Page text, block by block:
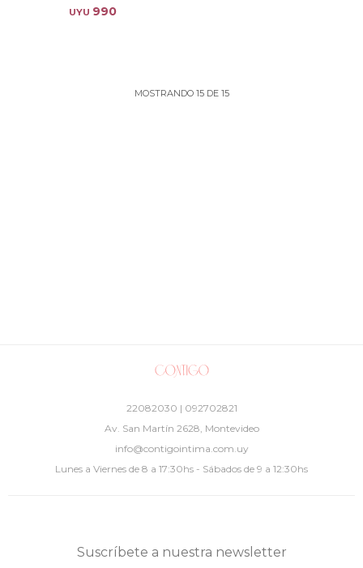
UYU 990
MOSTRANDO 15DE 15
22082030 | 092702821
Av. San Martín 2628, Montevideo
info@contigointima.com.uy
Lunes a Viernes de 8 a 17:30hs - Sábados de 9 a 12:30hs
Suscríbete a nuestra newsletter